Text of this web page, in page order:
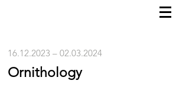
16.12.2023 – 02.03.2024
Ornithology